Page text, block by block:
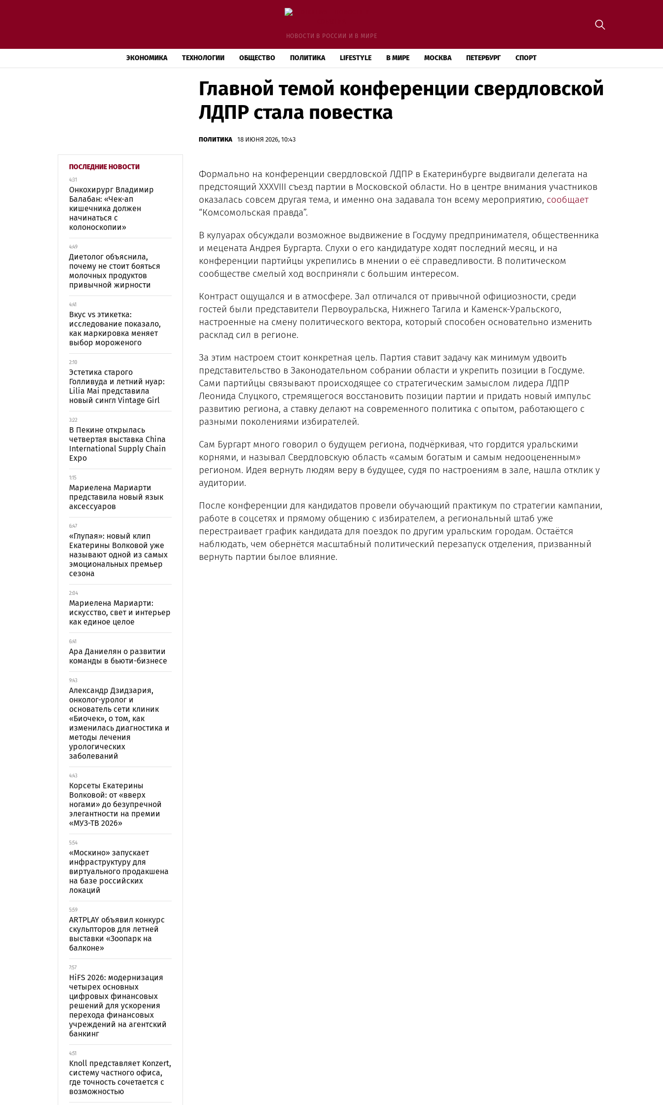
НОВОСТИ В РОССИИ И В МИРЕ
ЭКОНОМИКА ТЕХНОЛОГИИ ОБЩЕСТВО ПОЛИТИКА LIFESTYLE В МИРЕ МОСКВА ПЕТЕРБУРГ СПОРТ
Главной темой конференции свердловской
ЛДПР стала повестка
ПОЛИТИКА 18 ИЮНЯ 2026, 10:43
ПОСЛЕДНИЕ НОВОСТИ
4:31
Онкохирург Владимир
Балабан: «Чек-ап
кишечника должен
начинаться с
колоноскопии»
4:49
Диетолог объяснила,
почему не стоит бояться
молочных продуктов
привычной жирности
4:41
Вкус vs этикетка:
исследование показало,
как маркировка меняет
выбор мороженого
2:10
Эстетика старого
Голливуда и летний нуар:
Lilia Mai представила
новый сингл Vintage Girl
3:22
В Пекине открылась
четвертая выставка China
International Supply Chain
Expo
1:15
Мариелена Мариарти
представила новый язык
аксессуаров
6:47
«Глупая»: новый клип
Екатерины Волковой уже
называют одной из самых
эмоциональных премьер
сезона
2:04
Мариелена Мариарти:
искусство, свет и интерьер
как единое целое
6:41
Ара Даниелян о развитии
команды в бьюти-бизнесе
9:43
Александр Дзидзария,
онколог-уролог и
основатель сети клиник
«Биочек», о том, как
изменилась диагностика и
методы лечения
урологических
заболеваний
4:43
Корсеты Екатерины
Волковой: от «вверх
ногами» до безупречной
элегантности на премии
«МУЗ-ТВ 2026»
5:54
«Москино» запускает
инфраструктуру для
виртуального продакшена
на базе российских
локаций
5:59
ARTPLAY объявил конкурс
скульпторов для летней
выставки «Зоопарк на
балконе»
7:57
HiFS 2026: модернизация
четырех основных
цифровых финансовых
решений для ускорения
перехода финансовых
учреждений на агентский
банкинг
4:51
Knoll представляет Konzert,
систему частного офиса,
где точность сочетается с
возможностью
Формально на конференции свердловской ЛДПР в Екатеринбурге выдвигали делегата на
предстоящий XXXVIII съезд партии в Московской области. Но в центре внимания участников
оказалась совсем другая тема, и именно она задавала тон всему мероприятию, сообщает
“Комсомольская правда”.
В кулуарах обсуждали возможное выдвижение в Госдуму предпринимателя, общественника
и мецената Андрея Бургарта. Слухи о его кандидатуре ходят последний месяц, и на
конференции партийцы укрепились в мнении о её справедливости. В политическом
сообществе смелый ход восприняли с большим интересом.
Контраст ощущался и в атмосфере. Зал отличался от привычной официозности, среди
гостей были представители Первоуральска, Нижнего Тагила и Каменск-Уральского,
настроенные на смену политического вектора, который способен основательно изменить
расклад сил в регионе.
За этим настроем стоит конкретная цель. Партия ставит задачу как минимум удвоить
представительство в Законодательном собрании области и укрепить позиции в Госдуме.
Сами партийцы связывают происходящее со стратегическим замыслом лидера ЛДПР
Леонида Слуцкого, стремящегося восстановить позиции партии и придать новый импульс
развитию региона, а ставку делают на современного политика с опытом, работающего с
разными поколениями избирателей.
Сам Бургарт много говорил о будущем региона, подчёркивая, что гордится уральскими
корнями, и называл Свердловскую область «самым богатым и самым недооцененным»
регионом. Идея вернуть людям веру в будущее, судя по настроениям в зале, нашла отклик у
аудитории.
После конференции для кандидатов провели обучающий практикум по стратегии кампании,
работе в соцсетях и прямому общению с избирателем, а региональный штаб уже
перестраивает график кандидата для поездок по другим уральским городам. Остаётся
наблюдать, чем обернётся масштабный политический перезапуск отделения, призванный
вернуть партии былое влияние.